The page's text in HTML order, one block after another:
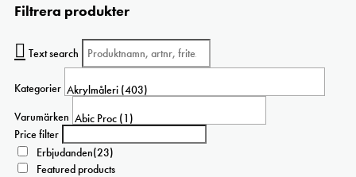
har
varianter.
De
alternativen
väljas
på
produktsidan
Filtrera produkter
Text search
Kategorier
Varumärken
Price filter
Erbjudanden(23)
Featured products